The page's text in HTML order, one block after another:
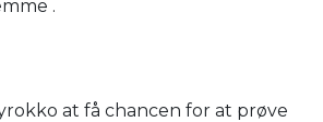
.
at få chancen for at prøve